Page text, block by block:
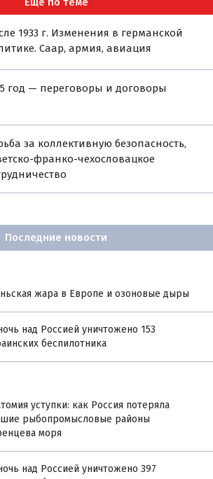
1933 г. Изменения в германской
Саар, армия, авиация
год — переговоры и договоры
за коллективную безопасность,
франко-чехословацкое
Последние новости
жара в Европе и озоновые дыры
над Россией уничтожено 153
беспилотника
уступки: как Россия потеряла
рыбопромысловые районы
моря
над Россией уничтожено 397